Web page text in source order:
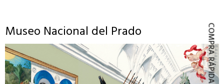
Museo Nacional del Prado COMPRA RÁPIDA